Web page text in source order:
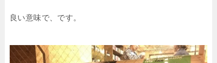
良い意味で、です。